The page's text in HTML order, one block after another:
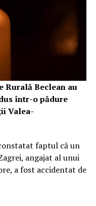
Rurală Beclean au
într-o pădure
Valea-
faptul că un
angajat al unui
a fost accidentat de